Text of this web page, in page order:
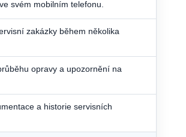
svém mobilním telefonu.
zakázky během několika
opravy a upozornění na
a historie servisních